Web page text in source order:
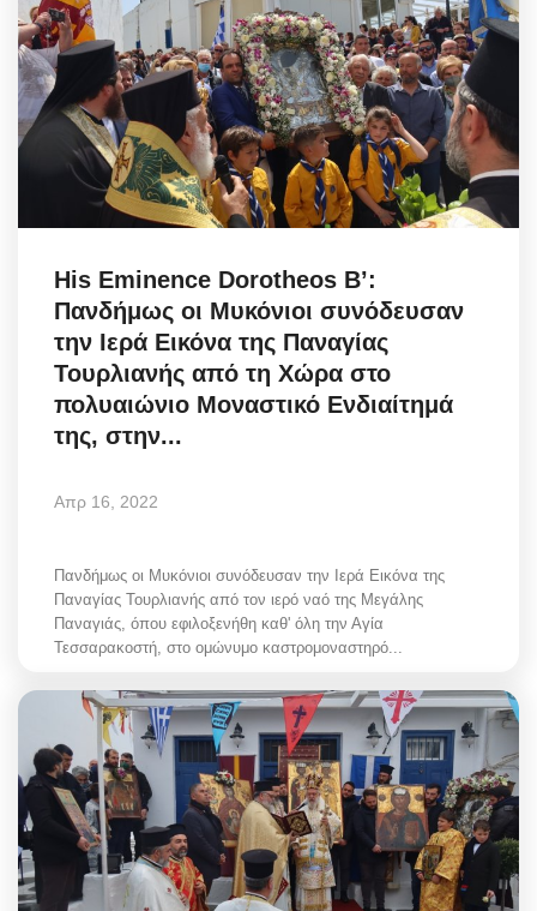
His Eminence Dorotheos B’:
Πανδήμως οι Μυκόνιοι συνόδευσαν
την Ιερά Εικόνα της Παναγίας
Τουρλιανής από τη Χώρα στο
πολυαιώνιο Μοναστικό Ενδιαίτημά
της, στην...
Απρ 16, 2022
Πανδήμως οι Μυκόνιοι συνόδευσαν την Ιερά Εικόνα της
Παναγίας Τουρλιανής από τον ιερό ναό της Μεγάλης
Παναγιάς, όπου εφιλοξενήθη καθ' όλη την Αγία
Τεσσαρακοστή, στο ομώνυμο καστρομοναστηρό...